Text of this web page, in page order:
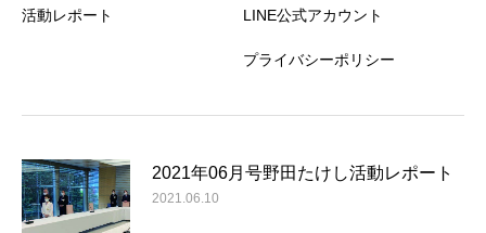
活動レポート LINE公式アカウント
プライバシーポリシー
2021年06月号野田たけし活動レポート
2021.06.10